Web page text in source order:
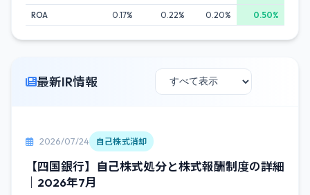
ROA
0.17% 0.22% 0.20% 0.50%
最新IR情報
2026/07/24 自己株式消却
【四国銀行】自己株式処分と株式報酬制度の詳細
｜2026年7月